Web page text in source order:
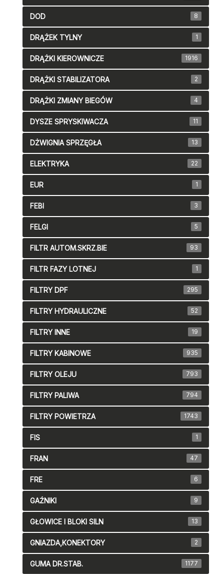
DOD 8
DRĄŻEK TYLNY 1
DRĄŻKI KIEROWNICZE 1916
DRĄŻKI STABILIZATORA 2
DRĄŻKI ZMIANY BIEGÓW 4
DYSZE SPRYSKIWACZA 11
DŻWIGNIA SPRZĘGŁA 13
ELEKTRYKA 22
EUR 1
FEBI 3
FELGI 5
FILTR AUTOM.SKRZ.BIE 93
FILTR FAZY LOTNEJ 1
FILTRY DPF 295
FILTRY HYDRAULICZNE 52
FILTRY INNE 19
FILTRY KABINOWE 935
FILTRY OLEJU 793
FILTRY PALIWA 794
FILTRY POWIETRZA 1743
FIS 1
FRAN 47
FRE 6
GAŹNIKI 9
GŁOWICE I BLOKI SILN 13
GNIAZDA,KONEKTORY 2
GUMA DR.STAB. 1177